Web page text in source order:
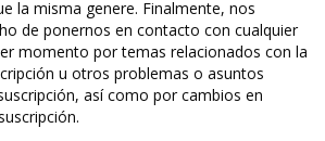
la misma genere. Finalmente, nos
de ponernos en contacto con cualquier
momento por temas relacionados con la
u otros problemas o asuntos
así como por cambios en